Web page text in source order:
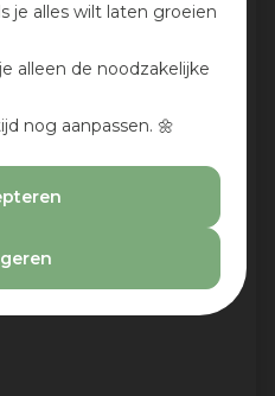
je alles wilt laten groeien
alleen de noodzakelijke
nog aanpassen. 🌼